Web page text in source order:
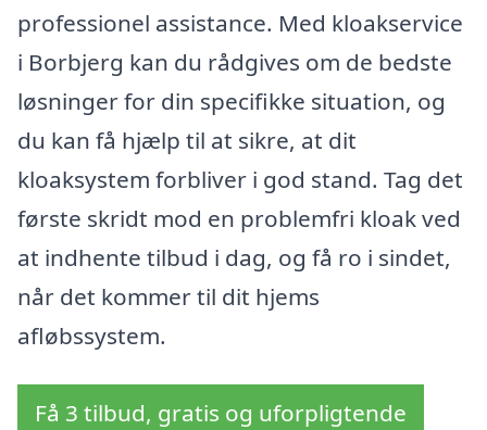
professionel assistance. Med kloakservice
i Borbjerg kan du rådgives om de bedste
løsninger for din specifikke situation, og
du kan få hjælp til at sikre, at dit
kloaksystem forbliver i god stand. Tag det
første skridt mod en problemfri kloak ved
at indhente tilbud i dag, og få ro i sindet,
når det kommer til dit hjems
afløbssystem.
Få 3 tilbud, gratis og uforpligtende